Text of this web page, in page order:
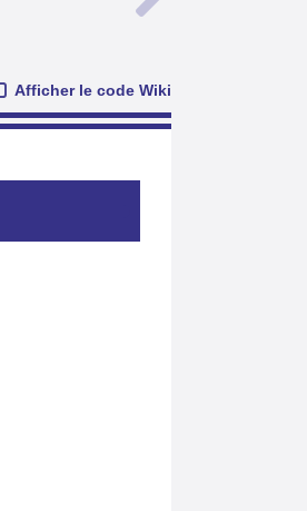
Afficher le code Wiki